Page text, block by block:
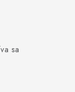
sa